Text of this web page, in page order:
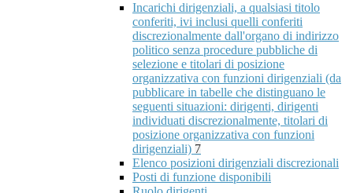
Incarichi dirigenziali, a qualsiasi titolo
conferiti, ivi inclusi quelli conferiti
discrezionalmente dall'organo di indirizzo
politico senza procedure pubbliche di
selezione e titolari di posizione
organizzativa con funzioni dirigenziali (da
pubblicare in tabelle che distinguano le
seguenti situazioni: dirigenti, dirigenti
individuati discrezionalmente, titolari di
posizione organizzativa con funzioni
dirigenziali) 7
Elenco posizioni dirigenziali discrezionali
Posti di funzione disponibili